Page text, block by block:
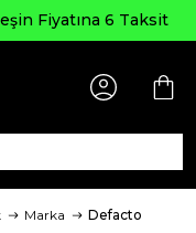
Marka Defacto